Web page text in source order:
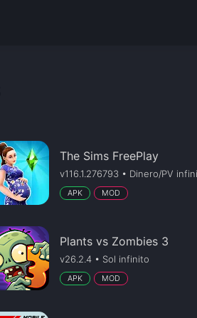
The Sims FreePlay
v116.1.276793 • Dinero/PV
APK MOD
Plants vs Zombies 3
v26.2.4 • Sol infinito
APK MOD